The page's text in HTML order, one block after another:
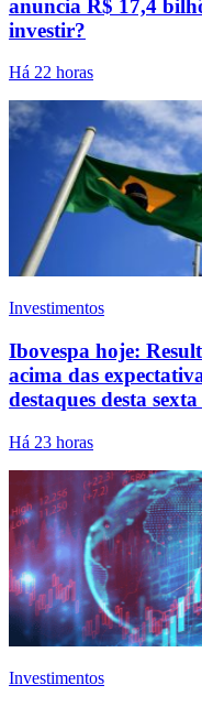
anuncia R$ 17,4
investir?
Há 22 horas
Investimentos
Ibovespa hoje:
acima das
destaques desta
Há 23 horas
Investimentos